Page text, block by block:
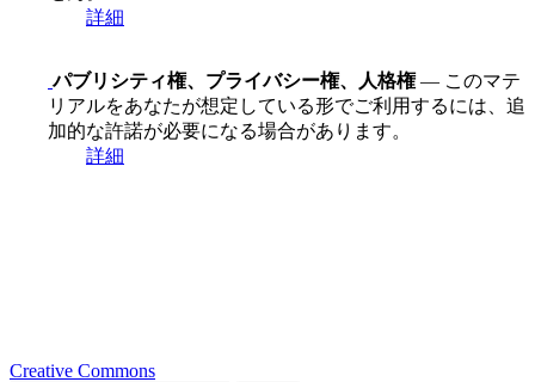
詳細
パブリシティ権、プライバシー権、人格権— このマテ
リアルをあなたが想定している形でご利用するには、追
加的な許諾が必要になる場合があります。
詳細
Creative Commons